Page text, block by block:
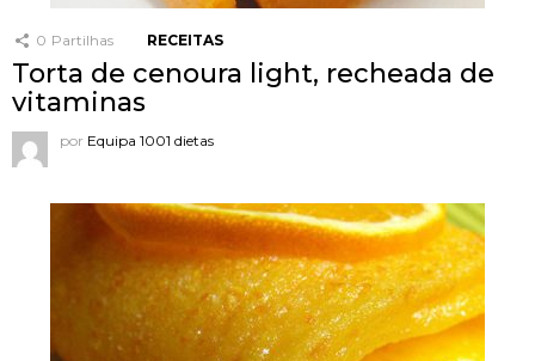
0 Partilhas RECEITAS
Torta de cenoura light, recheada de
vitaminas
por Equipa 1001 dietas